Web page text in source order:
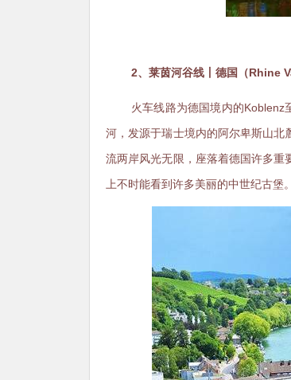
2、莱茵河谷线丨德国（Rhine
火车线路为德国境内的
河，发源于瑞士境内的阿尔卑斯山
流两岸风光无限，座落着德国许多重
上不时能看到许多美丽的中世纪古堡。